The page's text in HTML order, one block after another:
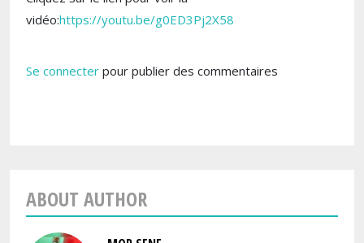
vidéo:https://youtu.be/g0ED3Pj2X58
Se connecter pour publier des commentaires
ABOUT AUTHOR